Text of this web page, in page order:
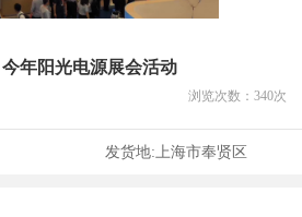
今年阳光电源展会活动
浏览次数： 340次
发货地:上海市奉贤区